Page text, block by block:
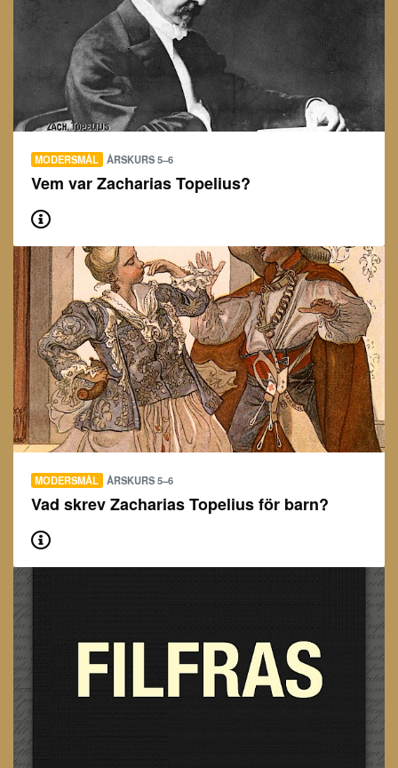
MODERSMÅL ÅRSKURS 5–6
Vem var Zacharias Topelius?
MODERSMÅL ÅRSKURS 5–6
Vad skrev Zacharias Topelius för barn?